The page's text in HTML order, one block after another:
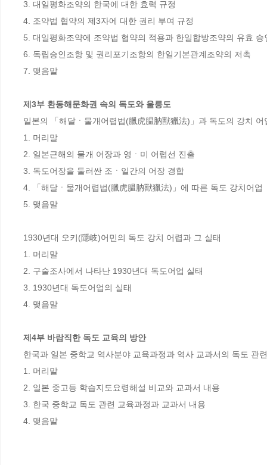
3. 대일평화조약의 한국에 대한 효력 규정
4. 조약법 협약의 제3자에 대한 권리 부여 규정
5. 대일평화조약에 조약법 협약의 적용과 한일합방조약의 유효 승
6. 독립승인조항 및 권리포기조항의 한일기본관계조약의 저촉
7. 맺음말
제3부 환동해문화권 속의 독도와 울릉도
일본의 「해달ㆍ물개어렵법(臘虎腽肭獸獵法)」과 독도의 강치 어
1. 머리말
2. 일본근해의 물개 어장과 영ㆍ미 어렵선 진출
3. 독도어장을 둘러싼 조ㆍ일간의 어장 경합
4. 「해달ㆍ물개어렵법(臘虎腽肭獸獵法)」에 따른 독도 강치어업
5. 맺음말
1930년대 오키(隱岐)어민의 독도 강치 어렵과 그 실태
1. 머리말
2. 구술조사에서 나타난 1930년대 독도어업 실태
3. 1930년대 독도어업의 실태
4. 맺음말
제4부 바람직한 독도 교육의 방안
한국과 일본 중학교 역사분야 교육과정과 역사 교과서의 독도
1. 머리말
2. 일본 중고등 학습지도요령해설 비교와 교과서 내용
3. 한국 중학교 독도 관련 교육과정과 교과서 내용
4. 맺음말